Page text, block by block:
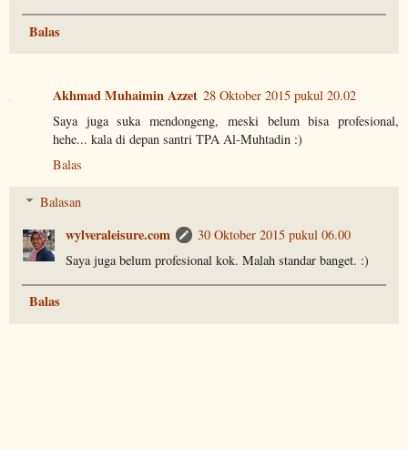
Balas
Akhmad Muhaimin Azzet 28 Oktober 2015 pukul 20.02
Saya juga suka mendongeng, meski belum bisa profesional,
hehe... kala di depan santri TPA Al-Muhtadin :)
Balas
Balasan
wylveraleisure.com
30 Oktober 2015 pukul 06.00
Saya juga belum profesional kok. Malah standar banget. :)
Balas